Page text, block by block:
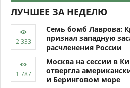
ЛУЧШЕЕ ЗА НЕДЕЛЮ
Семь бомб Лаврова:
признал западную
расчленения России
Москва на сессии в
отвергла
и Беринговом море